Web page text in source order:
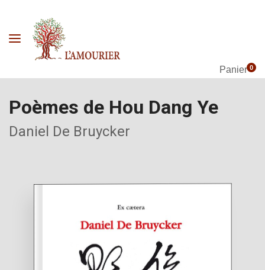
Panier0
Poèmes de Hou Dang Ye
Daniel De Bruycker